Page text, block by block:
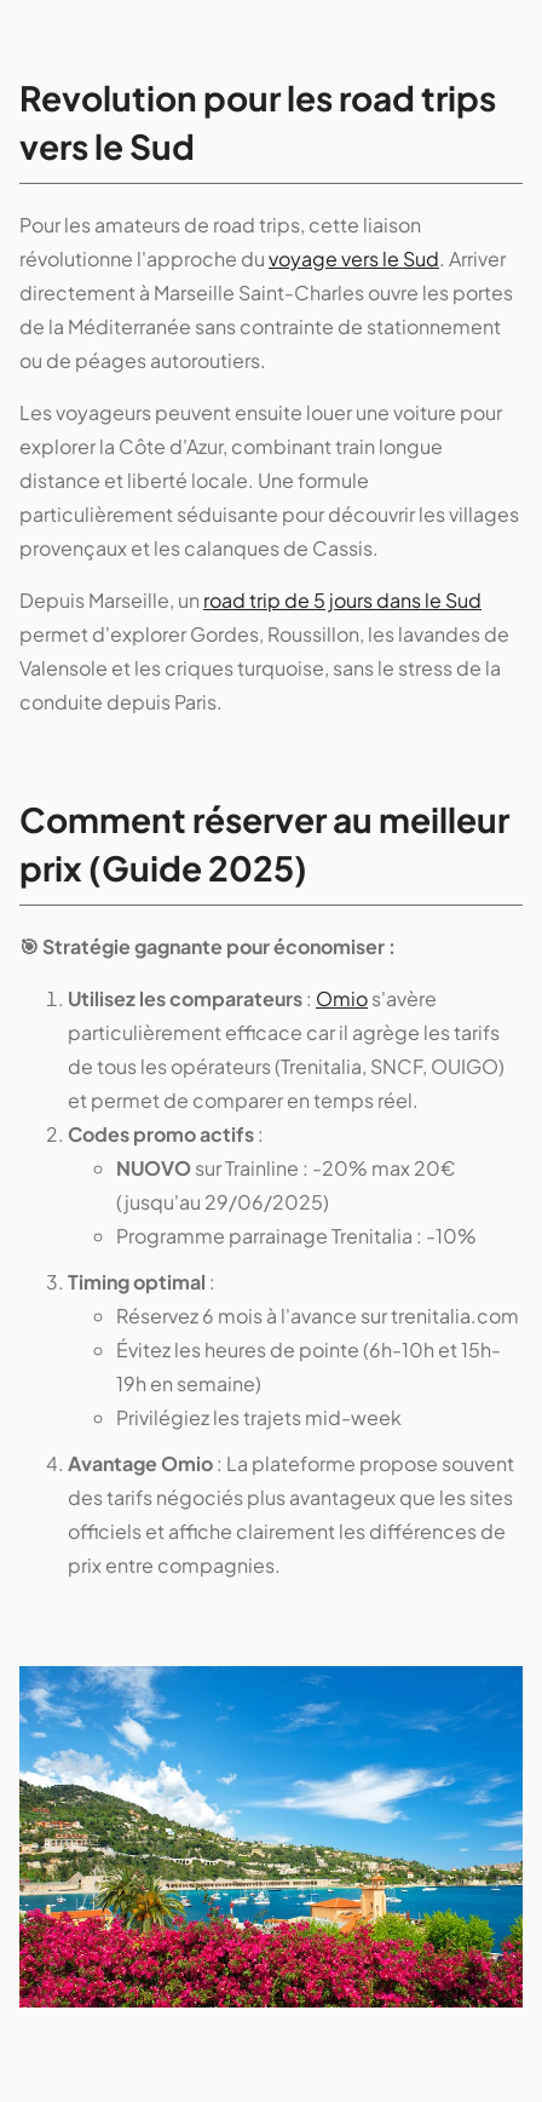
Revolution pour les road trips
vers le Sud
Pour les amateurs de road trips, cette liaison
révolutionne l'approche duvoyage vers le Sud. Arriver
directement à Marseille Saint-Charles ouvre les portes
de la Méditerranée sans contrainte de stationnement
ou de péages autoroutiers.
Les voyageurs peuvent ensuite louer une voiture pour
explorer la Côte d'Azur, combinant train longue
distance et liberté locale. Une formule
particulièrement séduisante pour découvrir les villages
provençaux et les calanques de Cassis.
Depuis Marseille, un road trip de 5 jours dans le Sud
permet d'explorer Gordes, Roussillon, les lavandes de
Valensole et les criques turquoise, sans le stress de la
conduite depuis Paris.
Comment réserver au meilleur
prix (Guide 2025)
🎯 Stratégie gagnante pour économiser :
Utilisez les comparateurs: Omios'avère
particulièrement efficace car il agrège les tarifs
de tous les opérateurs (Trenitalia, SNCF, OUIGO)
et permet de comparer en temps réel.
Codes promo actifs:
NUOVOsur Trainline : -20% max 20€
(jusqu'au 29/06/2025)
Programme parrainage Trenitalia : -10%
Timing optimal :
Réservez 6 mois à l'avance sur trenitalia.com
Évitez les heures de pointe (6h-10h et 15h-
19h en semaine)
Privilégiez les trajets mid-week
Avantage Omio: La plateforme propose souvent
des tarifs négociés plus avantageux que les sites
officiels et affiche clairement les différences de
prix entre compagnies.